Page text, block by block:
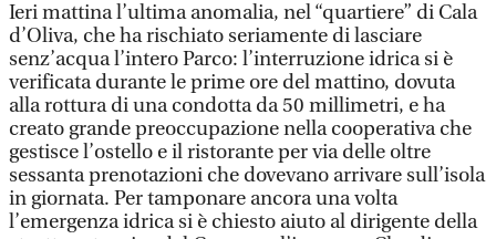
Ieri mattina l’ultima anomalia, nel “quartiere” di Cala
d’Oliva, che ha rischiato seriamente di lasciare
senz’acqua l’intero Parco: l’interruzione idrica si è
verificata durante le prime ore del mattino, dovuta
alla rottura di una condotta da 50 millimetri, e ha
creato grande preoccupazione nella cooperativa che
gestisce l’ostello e il ristorante per via delle oltre
sessanta prenotazioni che dovevano arrivare sull’isola
in giornata. Per tamponare ancora una volta
l’emergenza idrica si è chiesto aiuto al dirigente della